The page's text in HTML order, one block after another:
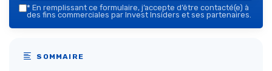
* En remplissant ce formulaire, j’accepte d’être contacté(e) à
des fins commerciales par Invest Insiders et ses partenaires.
SOMMAIRE